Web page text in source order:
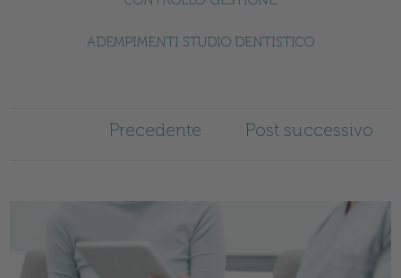
ADEMPIMENTI STUDIO DENTISTICO
Precedente Post successivo